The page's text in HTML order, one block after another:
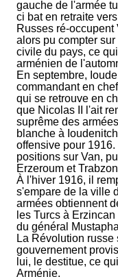
gauche de l'armée
ci bat en retraite
Russes ré-occupent
alors pu compter
civile du pays, ce
arménien de
En septembre,
commandant en
qui se retrouve en
que Nicolas II
l'ait
suprême des
blanche à
offensive pour 1916.
positions sur Van,
ErzeroumetTrabzon
À l'hiver 1916, il
s'empare de la ville
armées obtiennent
les Turcs à Erzincan
du général
La Révolution russe
gouvernement
lui, le destitue, ce
Arménie.